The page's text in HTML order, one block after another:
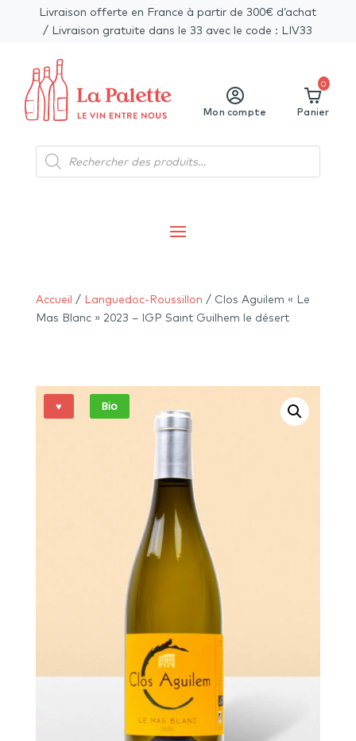
Livraison offerte en France à partir de 300€ d’achat
/ Livraison gratuite dans le 33 avec le code : LIV33
Mon compte Panier
0
Recherche
de
produits
Accueil / Languedoc-Roussillon / Clos Aguilem « Le
Mas Blanc » 2023 – IGP Saint Guilhem le désert
♥ Bio